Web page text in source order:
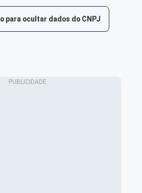
para ocultar dados do CNPJ